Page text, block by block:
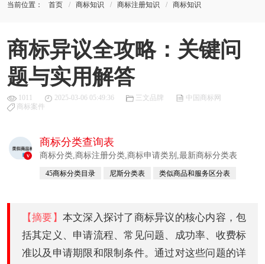
当前位置： 首页 商标知识 商标注册知识 商标知识
商标异议全攻略：关键问
题与实用解答
1011 2025-03-06 05:49:36 三文品牌
中国商标网
商标案件
v
商标分类查询表
商标分类,商标注册分类,商标申请类别,最新商标分类表
45商标分类目录 尼斯分类表 类似商品和服务区分表
【摘要】 本文深入探讨了商标异议的核心内容，包
括其定义、申请流程、常见问题、成功率、收费标
准以及申请期限和限制条件。通过对这些问题的详